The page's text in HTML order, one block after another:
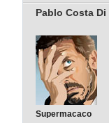
Pablo Costa Di
Supermacaco